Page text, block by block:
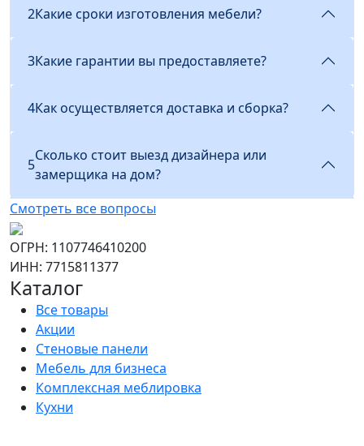
2Какие сроки изготовления мебели?
3Какие гарантии вы предоставляете?
4Как осуществляется доставка и сборка?
5
Сколько стоит выезд дизайнера или
замерщика на дом?
Смотреть все вопросы
ОГРН: 1107746410200
ИНН: 7715811377
Каталог
Все товары
Акции
Стеновые панели
Мебель для бизнеса
Комплексная меблировка
Кухни